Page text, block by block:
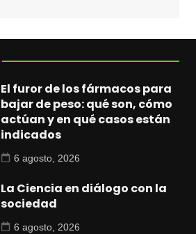
El furor de los fármacos para
bajar de peso: qué son, cómo
actúan y en qué casos están
indicados
6 agosto, 2026
La Ciencia en diálogo con la
sociedad
6 agosto, 2026